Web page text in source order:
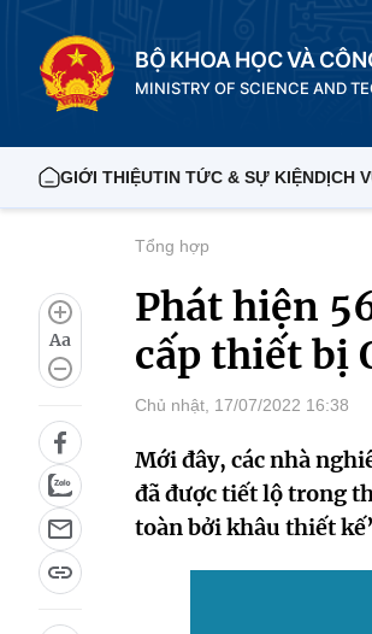
BỘ KHOA HỌC VÀ
MINISTRY OF SCIENCE AND
GIỚI THIỆUTIN TỨC & SỰ KIỆNDỊCH
Aa
Tổng hợp
Phát hiện
cấp thiết bị
Chủ nhật, 17/07/2022 16:38
Mới đây, các nhà
đã được tiết lộ trong
toàn bởi khâu thiết